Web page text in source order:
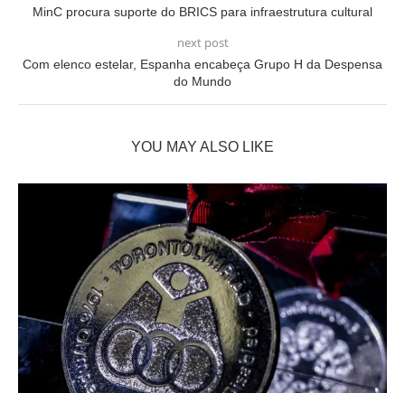
MinC procura suporte do BRICS para infraestrutura cultural
next post
Com elenco estelar, Espanha encabeça Grupo H da Despensa
do Mundo
YOU MAY ALSO LIKE